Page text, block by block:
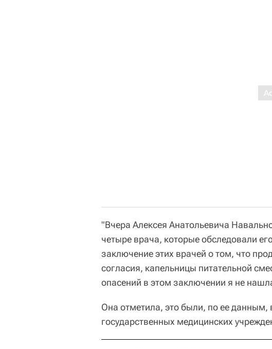
"Вчера Алексея Анатольевича
четыре врача, которые обследовали
заключение этих врачей о том, что
согласия, капельницы питательной
опасений в этом заключении я не
Она отметила, это были, по ее данным,
государственных медицинских